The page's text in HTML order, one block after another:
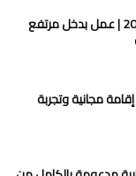
وظيفة راعي أبقار في سويسرا 2025 | عمل بدخل مرتفع
التطوعي في إيطاليا 2026: إقامة مجانية وتجربة